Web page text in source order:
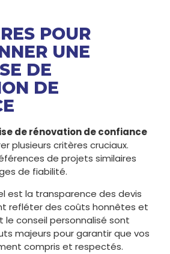
POUR
UNE
DE
DE
de rénovation de confiance
plusieurs critères cruciaux.
de projets similaires
de fiabilité.
est la transparence des devis
refléter des coûts honnêtes et
le conseil personnalisé sont
majeurs pour garantir que vos
compris et respectés.